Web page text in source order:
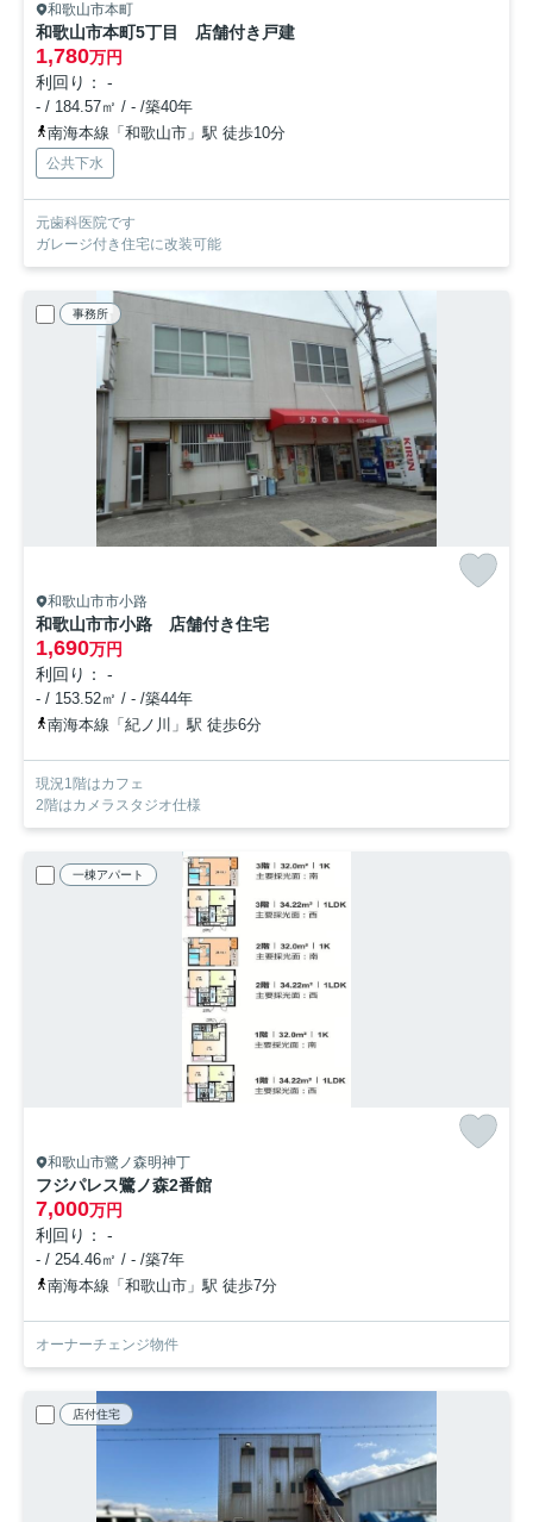
和歌山市本町
和歌山市本町5丁目 店舗付き戸建
1,780万円
利回り： -
- / 184.57㎡ / - /築40年
南海本線「和歌山市」駅 徒歩10分
公共下水
元歯科医院です
ガレージ付き住宅に改装可能
事務所
和歌山市市小路
和歌山市市小路 店舗付き住宅
1,690万円
利回り： -
- / 153.52㎡ / - /築44年
南海本線「紀ノ川」駅 徒歩6分
現況1階はカフェ
2階はカメラスタジオ仕様
一棟アパート
和歌山市鷺ノ森明神丁
フジパレス鷺ノ森2番館
7,000万円
利回り： -
- / 254.46㎡ / - /築7年
南海本線「和歌山市」駅 徒歩7分
オーナーチェンジ物件
店付住宅